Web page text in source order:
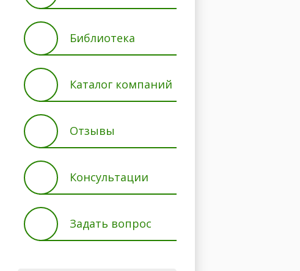
Библиотека
Каталог компаний
Отзывы
Консультации
Задать вопрос